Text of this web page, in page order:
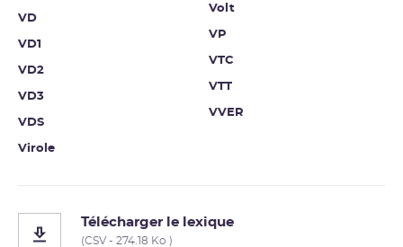
VD
VD1
VD2
VD3
VDS
Virole
Volt
VP
VTC
VTT
VVER
Télécharger le lexique
(CSV - 274.18 Ko )